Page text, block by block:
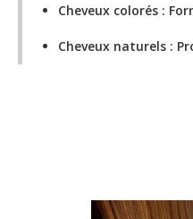
Cheveux colorés :
Cheveux naturels :